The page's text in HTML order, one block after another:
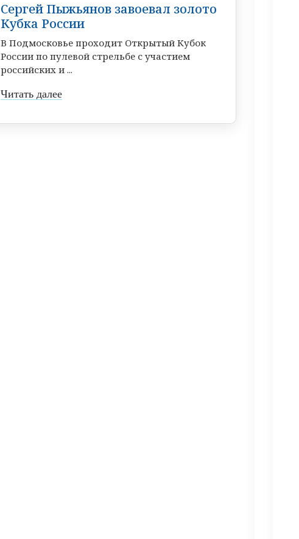
Сергей Пыжьянов завоевал золото
Кубка России
В Подмосковье проходит Открытый Кубок
России по пулевой стрельбе с участием
российских и ...
Читать далее